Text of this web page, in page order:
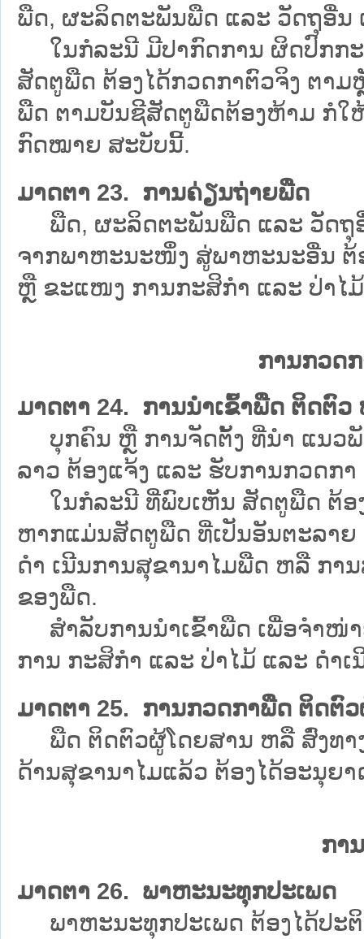
ພືດ, ຜະລິດຕະພັນພືດ ແລະ ວັດຖຸອື່ນ
ໃນກໍລະນີ ມີປາກົດການ ຜິດປົກກ
ສັດຕູພືດ ຕ້ອງໄດ້ກວດກາຕົວຈິງ ຕາ
ພືດ ຕາມບັນຊີສັດຕູພືດຕ້ອງຫ້າມ ກໍໃ
ກົດໝາຍ ສະບັບນີ້.
ມາດຕາ 23. ການຄ່ຽນຖ່າຍພືດ
ພືດ, ຜະລິດຕະພັນພືດ ແລະ ວັດຖຸ
ຈາກພາຫະນະໜຶ່ງ ສູ່ພາຫະນະອື່ນ ຕ້
ຫຼື ຂະແໜງ ການກະສິກຳ ແລະ ປ່າໄ
ການກວດ
ມາດຕາ 24. ການນຳເຂົ້າພືດ ຕິດຕົວ
ບຸກຄົນ ຫຼື ການຈັດຕັ້ງ ທີ່ນຳ ແນວພັ
ລາວ ຕ້ອງແຈ້ງ ແລະ ຮັບການກວດກ
ໃນກໍລະນີ ທີ່ພົບເຫັນ ສັດຕູພືດ ຕ້ອ
ຫາກແມ່ນສັດຕູພືດ ທີ່ເປັນອັນຕະລາ
ດຳ ເນີນການສຸຂານາໄມພືດ ຫລື ກາ
ຂອງພືດ.
ສຳລັບການນຳເຂົ້າພືດ ເພື່ອຈຳໜ່
ການ ກະສິກຳ ແລະ ປ່າໄມ້ ແລະ ດຳ
ມາດຕາ 25. ການກວດກາພືດ ຕິດຕົ
ພືດ ຕິດຕົວຜູ້ໂດຍສານ ຫລື ສົ່ງທາງ
ດ້ານສຸຂານາໄມແລ້ວ ຕ້ອງໄດ້ອະນຸຍ
ກາ
ມາດຕາ 26. ພາຫະນະທຸກປະເພດ
ພາຫະນະທຸກປະເພດ ຕ້ອງໄດ້ປະ